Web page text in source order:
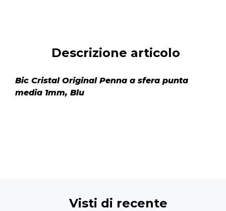
Descrizione articolo
Bic Cristal Original Penna a sfera punta
media 1mm, Blu
Visti di recente